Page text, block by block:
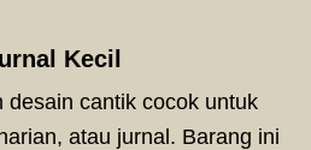
Kecil
desain cantik cocok untuk
atau jurnal. Barang ini